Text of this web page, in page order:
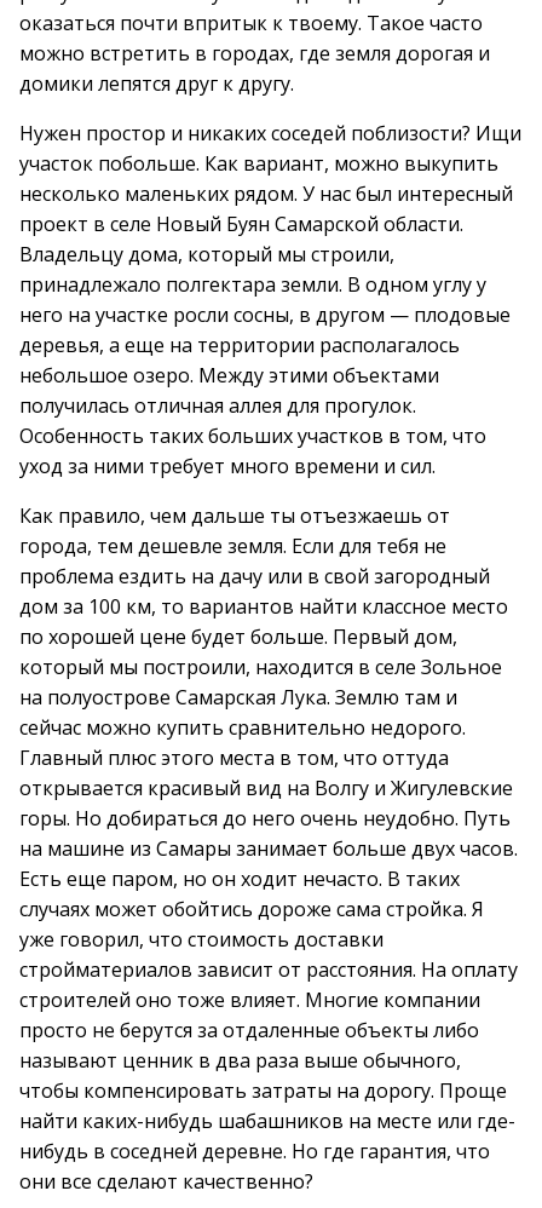
оказаться почти впритык к твоему. Такое часто
можно встретить в городах, где земля дорогая и
домики лепятся друг к другу.
Нужен простор и никаких соседей поблизости? Ищи
участок побольше. Как вариант, можно выкупить
несколько маленьких рядом. У нас был интересный
проект в селе Новый Буян Самарской области.
Владельцу дома, который мы строили,
принадлежало полгектара земли. В одном углу у
него на участке росли сосны, в другом — плодовые
деревья, а еще на территории располагалось
небольшое озеро. Между этими объектами
получилась отличная аллея для прогулок.
Особенность таких больших участков в том, что
уход за ними требует много времени и сил.
Как правило, чем дальше ты отъезжаешь от
города, тем дешевле земля. Если для тебя не
проблема ездить на дачу или в свой загородный
дом за 100 км, то вариантов найти классное место
по хорошей цене будет больше. Первый дом,
который мы построили, находится в селе Зольное
на полуострове Самарская Лука. Землю там и
сейчас можно купить сравнительно недорого.
Главный плюс этого места в том, что оттуда
открывается красивый вид на Волгу и Жигулевские
горы. Но добираться до него очень неудобно. Путь
на машине из Самары занимает больше двух часов.
Есть еще паром, но он ходит нечасто. В таких
случаях может обойтись дороже сама стройка. Я
уже говорил, что стоимость доставки
стройматериалов зависит от расстояния. На оплату
строителей оно тоже влияет. Многие компании
просто не берутся за отдаленные объекты либо
называют ценник в два раза выше обычного,
чтобы компенсировать затраты на дорогу. Проще
найти каких-нибудь шабашников на месте или где-
нибудь в соседней деревне. Но где гарантия, что
они все сделают качественно?